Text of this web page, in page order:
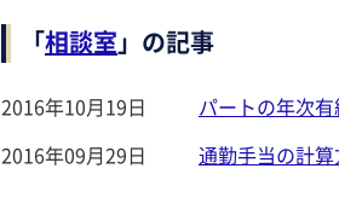
「相談室」の記事
2016年10月19日
パートの年次
2016年09月29日
通勤手当の計